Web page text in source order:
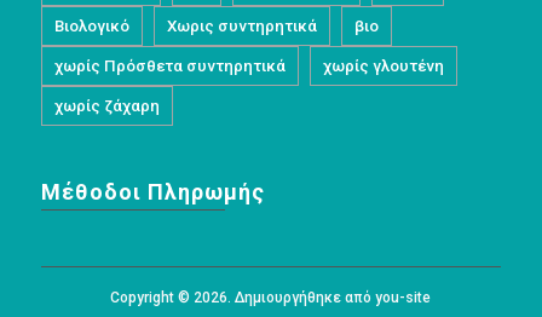
Βιολογικό Χωρις συντηρητικά βιο
χωρίς Πρόσθετα συντηρητικά χωρίς γλουτένη
χωρίς ζάχαρη
Μέθοδοι Πληρωμής
Copyright © 2026. Δημιουργήθηκε από you-site